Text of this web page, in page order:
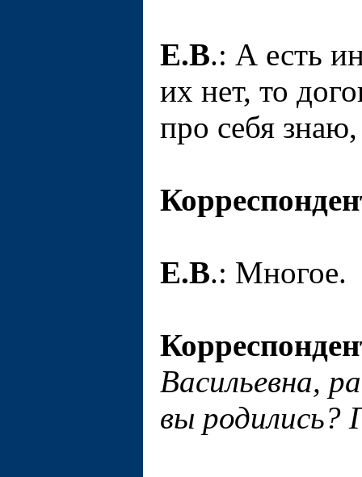
Е.В.: А есть
их нет, то
про себя
Е.В.: Многое.
Васильевна,
вы родились?